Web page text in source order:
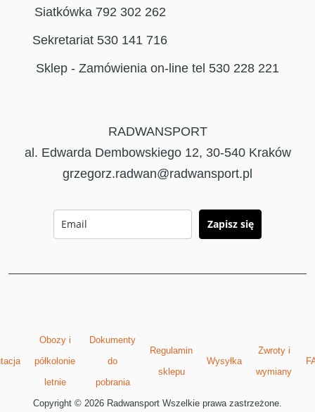
Siatkówka 792 302 262
Sekretariat 530 141 716
Sklep - Zamówienia on-line tel 530 228 221
RADWANSPORT
al. Edwarda Dembowskiego 12, 30-540 Kraków
grzegorz.radwan@radwansport.pl
Zapisz się
Obozy i
półkolonie
letnie
Dokumenty
do
pobrania
Regulamin
sklepu
Wysyłka
Zwroty i
wymiany
Copyright © 2026 Radwansport Wszelkie prawa zastrzeżone.